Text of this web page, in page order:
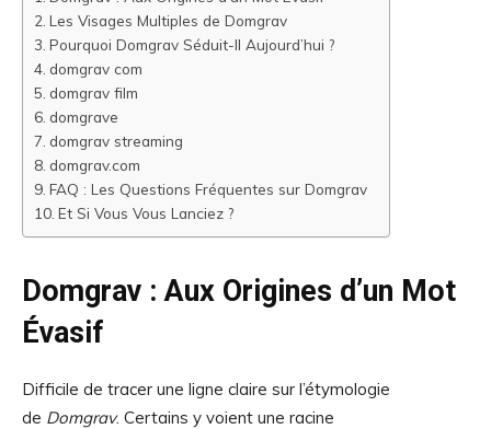
Les Visages Multiples de Domgrav
Pourquoi Domgrav Séduit-Il Aujourd’hui ?
domgrav com
domgrav film
domgrave
domgrav streaming
domgrav.com
FAQ : Les Questions Fréquentes sur Domgrav
Et Si Vous Vous Lanciez ?
Domgrav : Aux Origines d’un Mot
Évasif
Difficile de tracer une ligne claire sur l’étymologie
de Domgrav. Certains y voient une racine